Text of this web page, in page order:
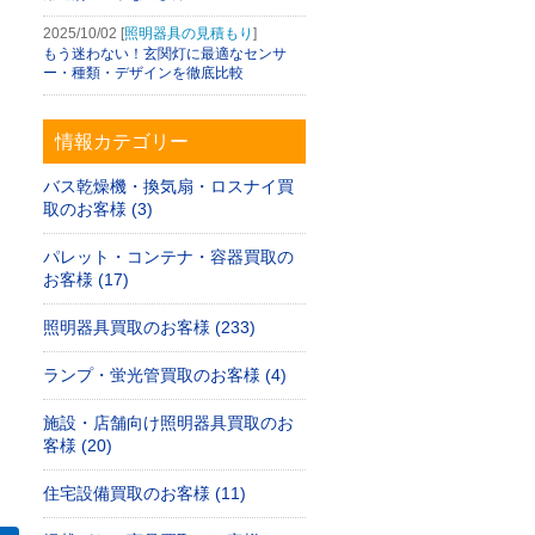
2025/10/02 [照明器具の見積もり ]
もう迷わない！玄関灯に最適なセンサ
ー・種類・デザインを徹底比較
情報カテゴリー
バス乾燥機・換気扇・ロスナイ買
取のお客様 (3)
パレット・コンテナ・容器買取の
お客様 (17)
照明器具買取のお客様 (233)
ランプ・蛍光管買取のお客様 (4)
施設・店舗向け照明器具買取のお
客様 (20)
住宅設備買取のお客様 (11)